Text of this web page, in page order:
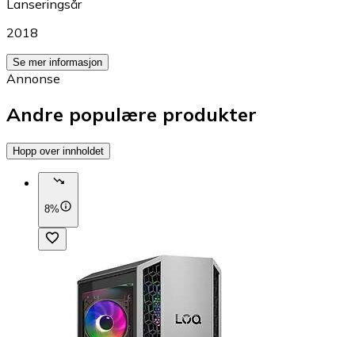
Lanseringsår
2018
Se mer informasjon
Annonse
Andre populære produkter
Hopp over innholdet
8%